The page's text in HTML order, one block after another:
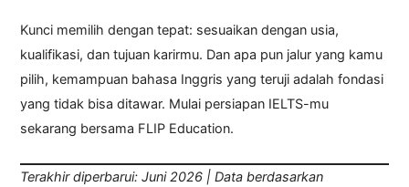
Kunci memilih dengan tepat: sesuaikan dengan usia,
kualifikasi, dan tujuan karirmu. Dan apa pun jalur yang kamu
pilih, kemampuan bahasa Inggris yang teruji adalah fondasi
yang tidak bisa ditawar. Mulai persiapan IELTS-mu
sekarang bersama FLIP Education.
Terakhir diperbarui: Juni 2026 | Data berdasarkan